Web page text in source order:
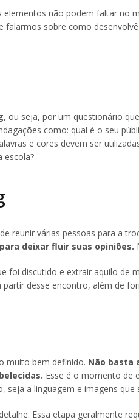
elementos não podem faltar no
falarmos sobre como
, ou seja, por um questionário
como: qual é o seu
e cores devem ser
escola?
reunir várias pessoas para a
deixar fluir suas opiniões.
foi discutido e extrair aquilo de
partir desse encontro, além de
muito bem definido. Não basta
Esse é o momento de
seja a linguagem e imagens
Essa etapa geralmente